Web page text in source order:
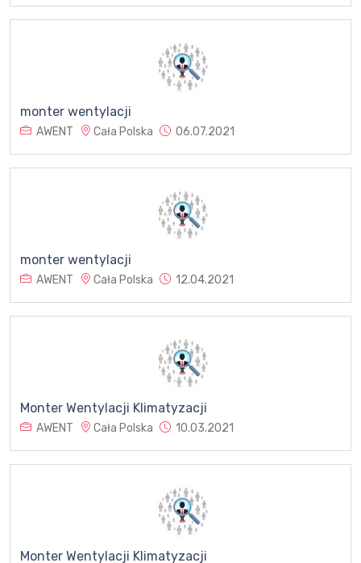
monter wentylacji
AWENT Cała Polska 06.07.2021
monter wentylacji
AWENT Cała Polska 12.04.2021
Monter Wentylacji Klimatyzacji
AWENT Cała Polska 10.03.2021
Monter Wentylacji Klimatyzacji